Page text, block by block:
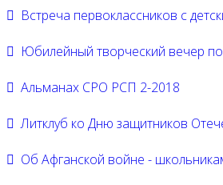
Встреча первоклассников с
Юбилейный творческий вечер
Альманах СРО РСП 2-2018
Литклуб ко Дню защитников
Об Афганской войне -